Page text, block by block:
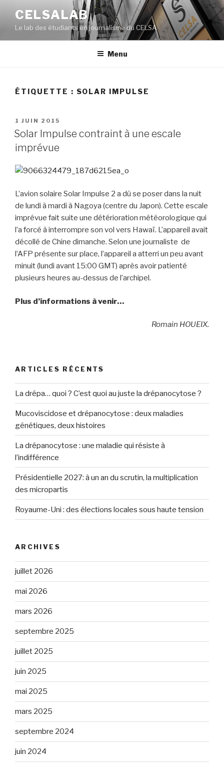
contenu
principal
CELSALAB
Le lab des étudiants en journalisme du CELSA
Menu
ÉTIQUETTE : SOLAR IMPULSE
PUBLIÉ
LE
1 JUIN 2015
Solar Impulse contraint à une escale
imprévue
L’avion solaire Solar Impulse 2 a dû se poser dans la nuit
de lundi à mardi à Nagoya (centre du Japon). Cette escale
imprévue fait suite une détérioration météorologique qui
l’a forcé à interrompre son vol vers Hawaï. L’appareil avait
décollé de Chine dimanche. Selon une journaliste de
l’AFP présente sur place, l’appareil a atterri un peu avant
minuit (lundi avant 15:00 GMT) après avoir patienté
plusieurs heures au-dessus de l’archipel.
Plus d’informations à venir…
Romain HOUEIX.
ARTICLES RÉCENTS
La drépa… quoi ? C’est quoi au juste la drépanocytose ?
Mucoviscidose et drépanocytose : deux maladies
génétiques, deux histoires
La drépanocytose : une maladie qui résiste à
l’indifférence
Présidentielle 2027: à un an du scrutin, la multiplication
des micropartis
Royaume-Uni : des élections locales sous haute tension
ARCHIVES
juillet 2026
mai 2026
mars 2026
septembre 2025
juillet 2025
juin 2025
mai 2025
mars 2025
septembre 2024
juin 2024